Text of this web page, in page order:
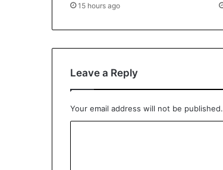
15 hours ago
Leave a Reply
Your email address will not be published.